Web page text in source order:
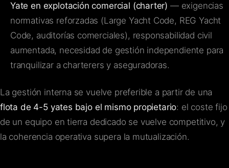
Yate en explotación comercial (charter) — exigencias
normativas reforzadas (Large Yacht Code, REG Yacht
Code, auditorías comerciales), responsabilidad civil
aumentada, necesidad de gestión independiente para
tranquilizar a charterers y aseguradoras.
La gestión interna se vuelve preferible a partir de una
flota de 4-5 yates bajo el mismo propietario: el coste fijo
de un equipo en tierra dedicado se vuelve competitivo, y
la coherencia operativa supera la mutualización.